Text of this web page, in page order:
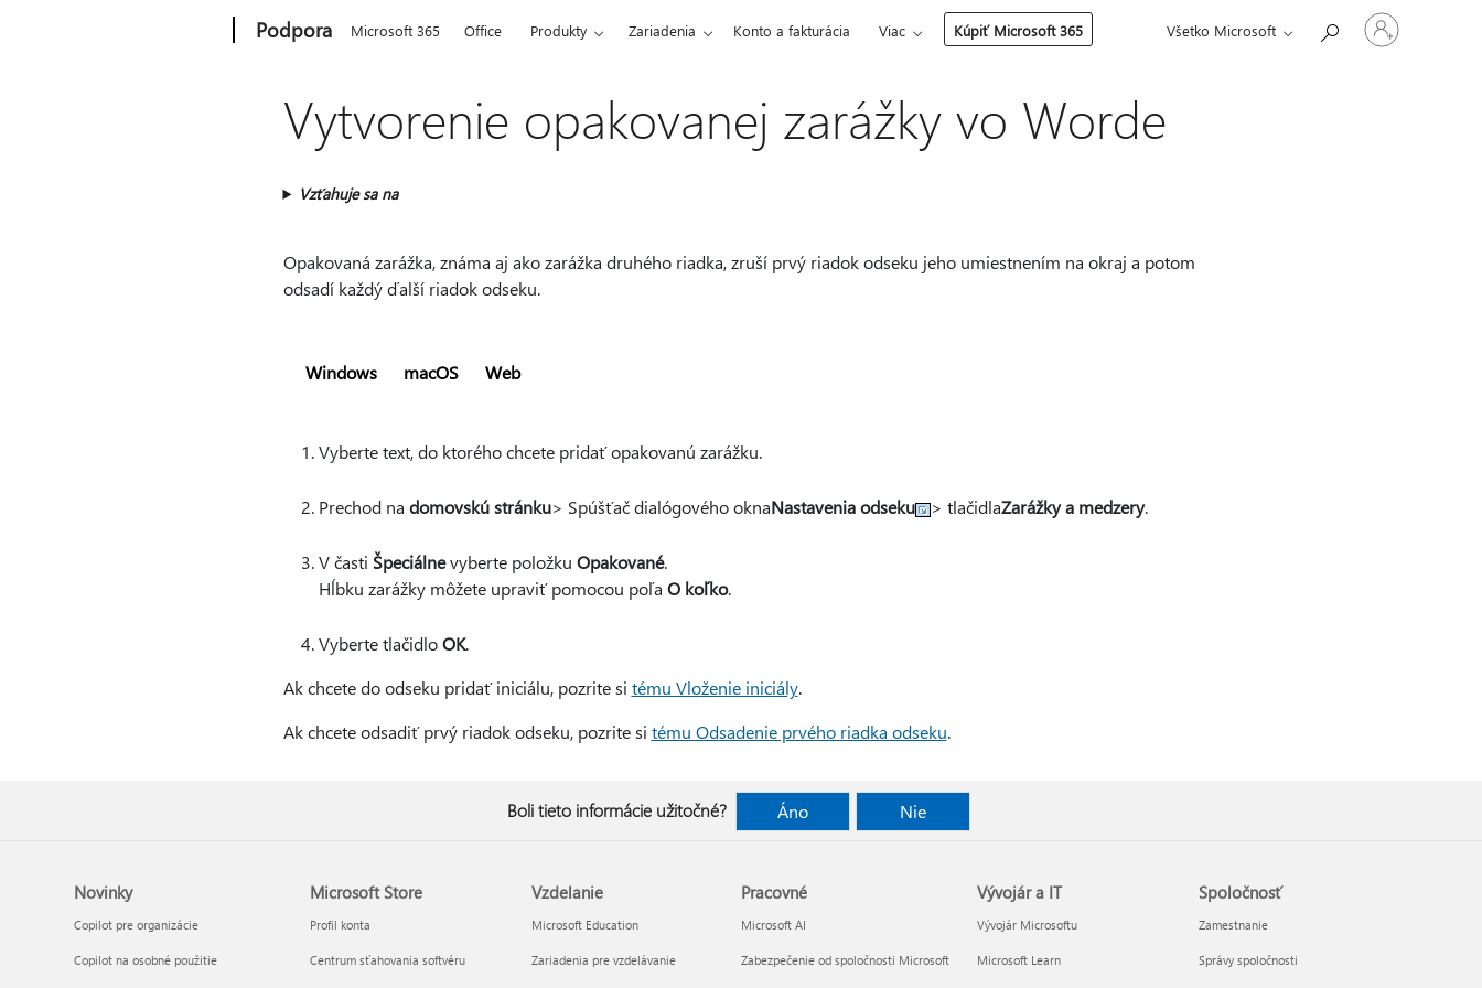
Podpora Microsoft 365 Office Produkty Zariadenia Konto a fakturácia Viac Kúpiť Microsoft 365 Všetko Microsoft
Prihláste
sa
Vytvorenie opakovanej zarážky vo Worde
Vzťahuje sa na
Opakovaná zarážka, známa aj ako zarážka druhého riadka, zruší prvý riadok odseku jeho umiestnením na okraj a potom
odsadí každý ďalší riadok odseku.
Windows macOS Web
Vyberte text, do ktorého chcete pridať opakovanú zarážku.
Prechod na domovskú stránku> Spúšťač dialógového oknaNastavenia odseku > tlačidlaZarážky a medzery.
V časti Špeciálnevyberte položku Opakované.
Hĺbku zarážky môžete upraviť pomocou poľa O koľko.
Vyberte tlačidloOK.
Ak chcete do odseku pridať iniciálu, pozrite si tému Vloženie iniciály.
Ak chcete odsadiť prvý riadok odseku, pozrite si tému Odsadenie prvého riadka odseku.
Boli tieto informácie užitočné? Áno Nie
Novinky
Copilot pre organizácie
Copilot na osobné použitie
Microsoft Store
Profil konta
Centrum sťahovania softvéru
Vzdelanie
Microsoft Education
Zariadenia pre vzdelávanie
Pracovné
Microsoft AI
Zabezpečenie od spoločnosti Microsoft
Vývojár a IT
Vývojár Microsoftu
Microsoft Learn
Spoločnosť
Zamestnanie
Správy spoločnosti